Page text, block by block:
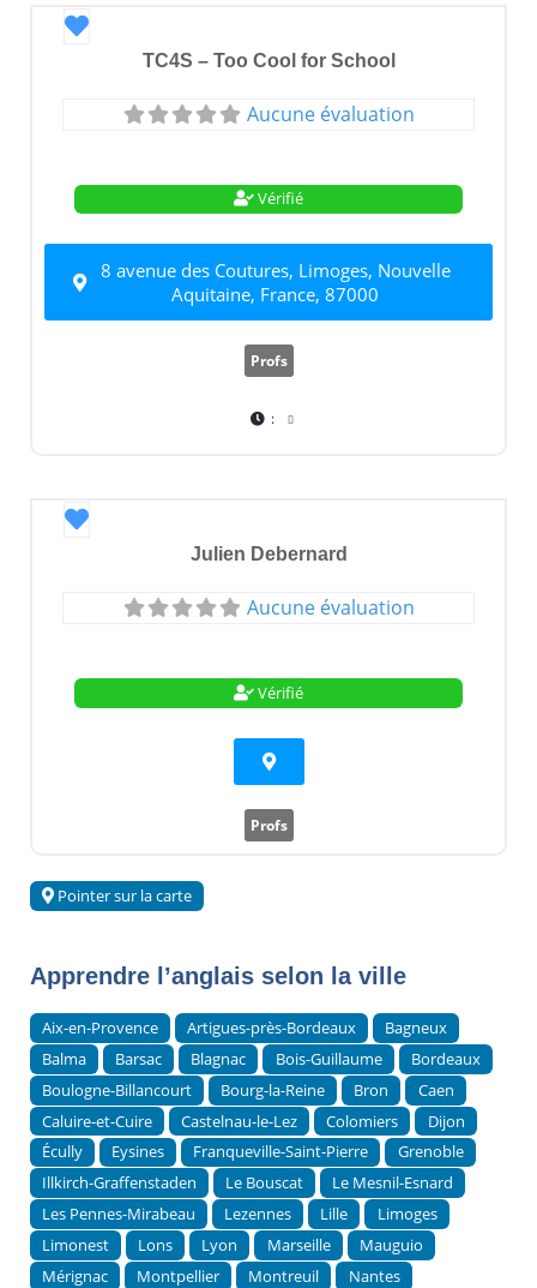
Favori
TC4S – Too Cool for School
Aucune évaluation
Vérifié
8 avenue des Coutures, Limoges, Nouvelle
Aquitaine, France, 87000
Profs
:
Favori
Julien Debernard
Aucune évaluation
Vérifié
Profs
Pointer sur la carte
Apprendre l’anglais selon la ville
Aix-en-Provence Artigues-près-Bordeaux
Bagneux
Balma
Barsac Blagnac Bois-Guillaume
Bordeaux
Boulogne-Billancourt
Bourg-la-Reine Bron
Caen
Caluire-et-Cuire
Castelnau-le-Lez Colomiers
Dijon
Écully
Eysines Franqueville-Saint-Pierre
Grenoble
Illkirch-Graffenstaden
Le Bouscat
Le Mesnil-Esnard
Les Pennes-Mirabeau
Lezennes Lille
Limoges
Limonest
Lons Lyon Marseille
Mauguio
Mérignac
Montpellier Montreuil
Nantes